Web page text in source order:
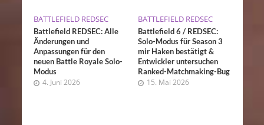
BATTLEFIELD REDSEC
Battlefield REDSEC: Alle
Änderungen und
Anpassungen für den
neuen Battle Royale Solo-
Modus
4. Juni 2026
BATTLEFIELD REDSEC
Battlefield 6 / REDSEC:
Solo-Modus für Season 3
mir Haken bestätigt &
Entwickler untersuchen
Ranked-Matchmaking-Bug
15. Mai 2026